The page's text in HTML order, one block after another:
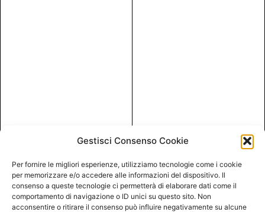
Gestisci Consenso Cookie
Per fornire le migliori esperienze, utilizziamo tecnologie come i cookie
per memorizzare e/o accedere alle informazioni del dispositivo. Il
consenso a queste tecnologie ci permetterà di elaborare dati come il
comportamento di navigazione o ID unici su questo sito. Non
acconsentire o ritirare il consenso può influire negativamente su alcune